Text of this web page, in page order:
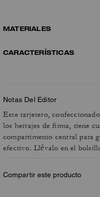
MATERIALES
CARACTERÍSTICAS
Notas Del Editor
Este tarjetero,
los herrajes de firma, tiene
compartimento central para
efectivo. Llévalo en el
Compartir este producto